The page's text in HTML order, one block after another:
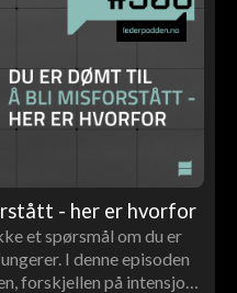
- her er hvorfor
et spørsmål om du er
I denne episoden
forskjellen på intensjon